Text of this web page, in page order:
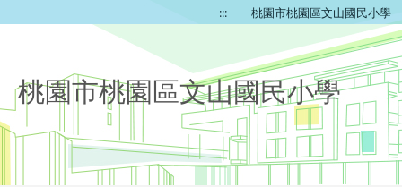
::: 桃園市桃園區文山國民小學
桃園市桃園區文山國民小學